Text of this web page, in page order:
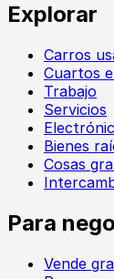
Explorar
Carros
Cuartos
Trabajo
Servicios
Bienes
Cosas
Para
Vende